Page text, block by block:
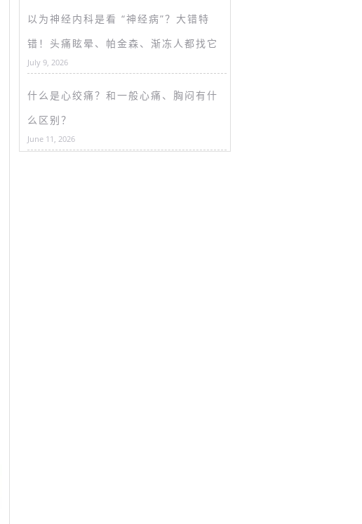
以为神经内科是看 “神经病”？大错特
错！头痛眩晕、帕金森、渐冻人都找它
July 9, 2026
什么是心绞痛？和一般心痛、胸闷有什
么区别？
June 11, 2026